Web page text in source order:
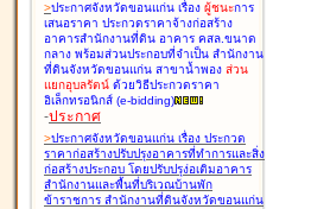
>ประกาศจังหวัดขอนแก่น เรื่อง ผู้ชนะการ
เสนอราคา ประกวดราคาจ้างก่อสร้าง
อาคารสำนักงานที่ดิน อาคาร คสล.ขนาด
กลาง พร้อมส่วนประกอบที่จำเป็น สำนักงาน
ที่ดินจังหวัดขอนแก่น สาขาน้ำพอง ส่วน
แยกอุบลรัตน์ ด้วยวิธีประกวดราคา
อิเล็กทรอนิกส์ (e-bidding)
-ประกาศ
>ประกาศจังหวัดขอนแก่น เรื่อง ประกวด
ราคาก่อสร้างปรับปรุงอาคารที่ทำการและสิ่ง
ก่อสร้างประกอบ โดยปรับปรุง่อเติมอาคาร
สำนักงานและพื้นที่บริเวณบ้านพัก
ข้าราชการ สำนักงานที่ดินจังหวัดขอนแก่น